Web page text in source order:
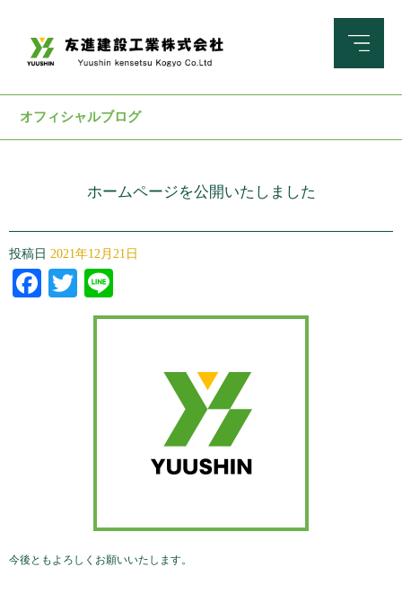
オフィシャルブログ
ホームページを公開いたしました
投稿日 2021年12月21日
Facebook
Twitter
今後ともよろしくお願いいたします。